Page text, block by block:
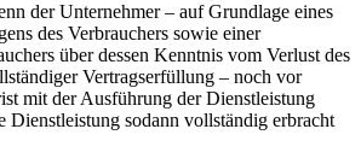
der Unternehmer – auf Grundlage eines
des Verbrauchers sowie einer
über dessen Kenntnis vom Verlust des
Vertragserfüllung – noch vor
mit der Ausführung der Dienstleistung
Dienstleistung sodann vollständig erbracht